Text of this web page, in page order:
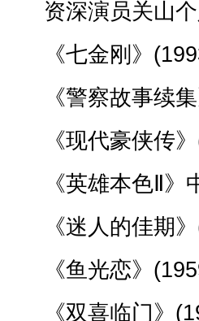
资深演员关山个
《七金刚》
《警察故事续集
《现代豪侠传》
《英雄本色Ⅱ》
《迷人的佳期》
《鱼光恋》
《双喜临门》